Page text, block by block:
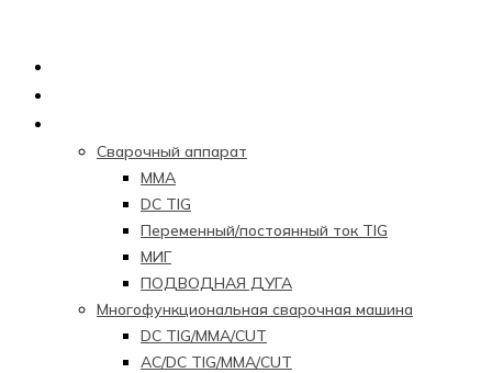
Сварочный аппарат
ММА
DC TIG
Переменный/постоянный ток TIG
МИГ
ПОДВОДНАЯ ДУГА
Многофункциональная сварочная машина
DC TIG/MMA/CUT
AC/DC TIG/MMA/CUT